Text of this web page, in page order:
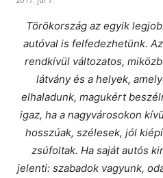
Törökország az egyik
autóval is felfedezhetünk.
rendkívül változatos,
látvány és a helyek,
elhaladunk, magukért
igaz, ha a nagyvárosokon
hosszúak, szélesek, jól
zsúfoltak. Ha saját autós
jelenti: szabadok vagyunk,